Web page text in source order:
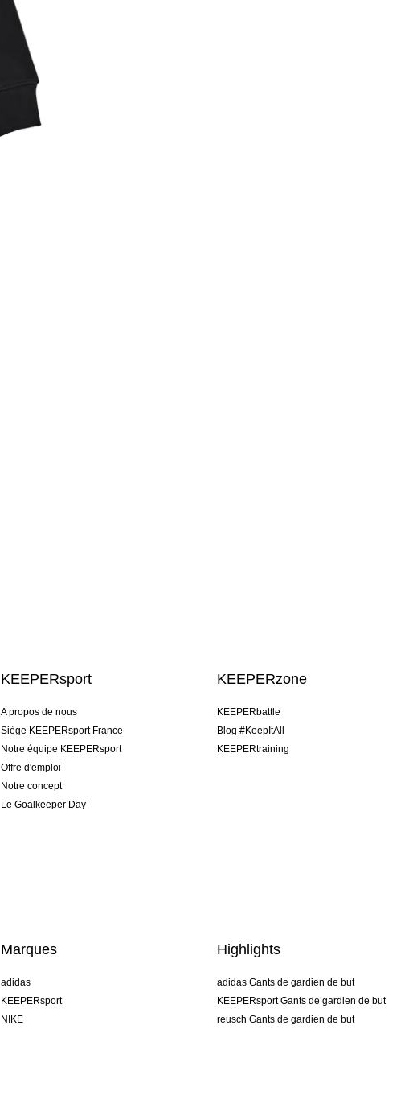
KEEPERsport
A propos de nous
Siège KEEPERsport France
Notre équipe KEEPERsport
Offre d'emploi
Notre concept
Le Goalkeeper Day
KEEPERzone
KEEPERbattle
Blog #KeepItAll
KEEPERtraining
Marques
adidas
KEEPERsport
NIKE
Highlights
adidas Gants de gardien de but
KEEPERsport Gants de gardien de but
reusch Gants de gardien de but